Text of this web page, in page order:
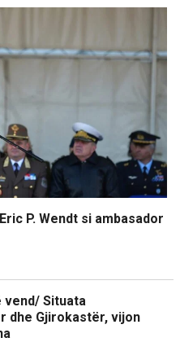
P. Wendt si ambasador
Situata
dhe Gjirokastër, vijon